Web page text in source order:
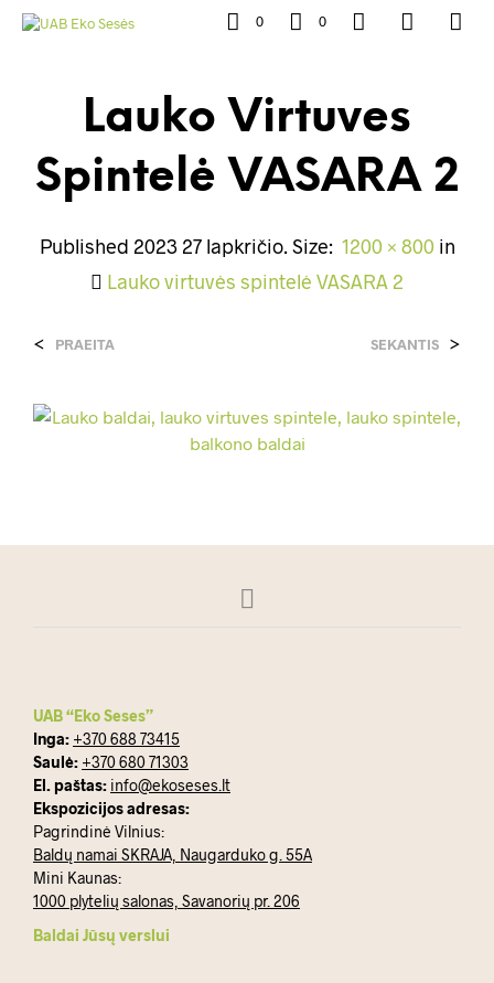
0 0
Lauko Virtuves
Spintelė VASARA 2
Published 2023 27 lapkričio. Size: 1200 × 800in
Lauko virtuvės spintelė VASARA 2
< PRAEITA SEKANTIS >
UAB “Eko Seses”
Inga: +370 688 73415
Saulė: +370 680 71303
El. paštas: info@ekoseses.lt
Ekspozicijos adresas:
Pagrindinė Vilnius:
Baldų namai SKRAJA, Naugarduko g. 55A
Mini Kaunas:
1000 plytelių salonas, Savanorių pr. 206
Baldai Jūsų verslui